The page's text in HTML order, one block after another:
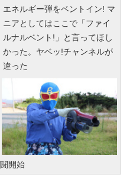
エネルギー弾をベントイン! マ
ニアとしてはここで「ファイ
ルナルベント!」と言ってほし
かった。ヤベッ!チャンネルが
違った
開始